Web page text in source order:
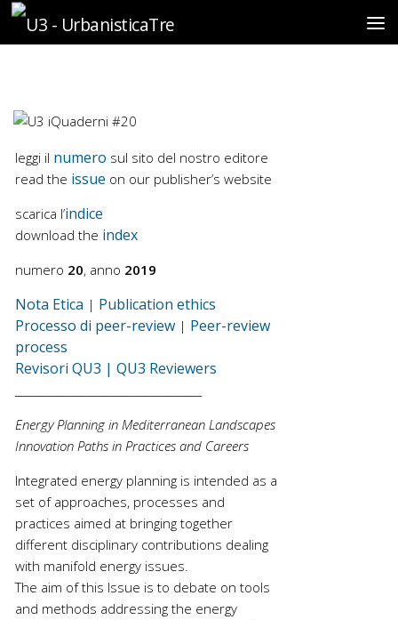
Sotto il contenuto
leggi il numero sul sito del nostro editore
read the issue on our publisher’s website
scarica l’indice
download the index
numero 20, anno 2019
Nota Etica | Publication ethics
Processo di peer-review | Peer-review
process
Revisori QU3 | QU3 Reviewers
Energy Planning in Mediterranean Landscapes
Innovation Paths in Practices and Careers
Integrated energy planning is intended as a
set of approaches, processes and
practices aimed at bringing together
different disciplinary contributions dealing
with manifold energy issues.
The aim of this Issue is to debate on tools
and methods addressing the energy